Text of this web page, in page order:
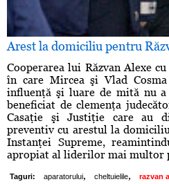
Arest la domiciliu pentru
Cooperarea lui Răzvan Alexe
în care Mircea şi Vlad
influenţă şi luare de mită nu
beneficiat de clemenţa
Casaţie şi Justiţie care au
preventiv cu arestul la
Instanţei Supreme,
apropiat al liderilor mai multor
Taguri: aparatorului, cheltuielile, razvan